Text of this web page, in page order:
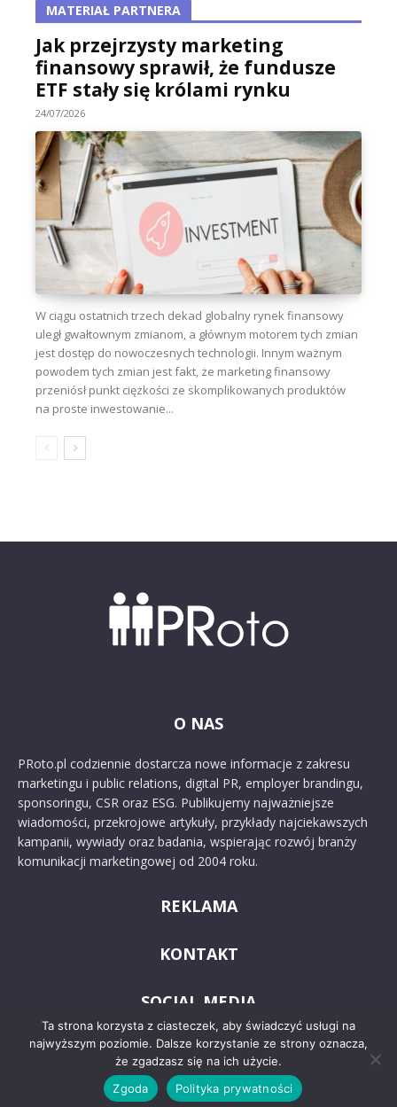
MATERIAŁ PARTNERA
Jak przejrzysty marketing
finansowy sprawił, że fundusze
ETF stały się królami rynku
24/07/2026
W ciągu ostatnich trzech dekad globalny rynek finansowy
uległ gwałtownym zmianom, a głównym motorem tych zmian
jest dostęp do nowoczesnych technologii. Innym ważnym
powodem tych zmian jest fakt, że marketing finansowy
przeniósł punkt ciężkości ze skomplikowanych produktów
na proste inwestowanie...
O NAS
PRoto.pl codziennie dostarcza nowe informacje z zakresu
marketingu i public relations, digital PR, employer brandingu,
sponsoringu, CSR oraz ESG. Publikujemy najważniejsze
wiadomości, przekrojowe artykuły, przykłady najciekawszych
kampanii, wywiady oraz badania, wspierając rozwój branży
komunikacji marketingowej od 2004 roku.
REKLAMA
KONTAKT
SOCIAL MEDIA
Ta strona korzysta z ciasteczek, aby świadczyć usługi na
najwyższym poziomie. Dalsze korzystanie ze strony oznacza,
że zgadzasz się na ich użycie.
Zgoda
Polityka prywatności